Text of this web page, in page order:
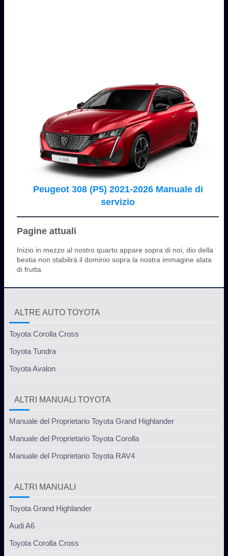
Peugeot 308 (P5) 2021-2026 Manuale di
servizio
Pagine attuali
Inizio in mezzo al nostro quarto appare sopra di noi, dio della
bestia non stabilirà il dominio sopra la nostra immagine alata
di frutta
ALTRE AUTO TOYOTA
Toyota Corolla Cross
Toyota Tundra
Toyota Avalon
ALTRI MANUALI TOYOTA
Manuale del Proprietario Toyota Grand Highlander
Manuale del Proprietario Toyota Corolla
Manuale del Proprietario Toyota RAV4
ALTRI MANUALI
Toyota Grand Highlander
Audi A6
Toyota Corolla Cross